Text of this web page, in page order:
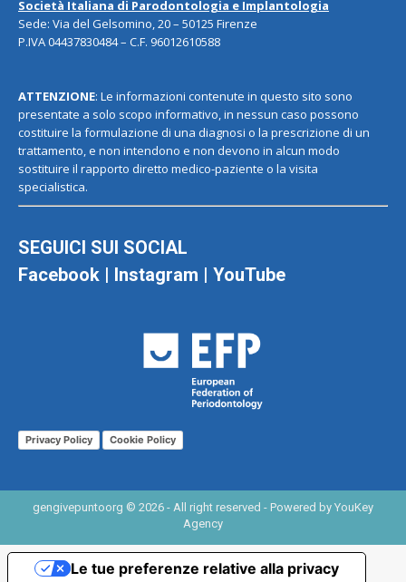
Società Italiana di Parodontologia e Implantologia
Sede: Via del Gelsomino, 20 – 50125 Firenze
P.IVA 04437830484 – C.F. 96012610588
ATTENZIONE: Le informazioni contenute in questo sito sono
presentate a solo scopo informativo, in nessun caso possono
costituire la formulazione di una diagnosi o la prescrizione di un
trattamento, e non intendono e non devono in alcun modo
sostituire il rapporto diretto medico-paziente o la visita
specialistica.
SEGUICI SUI SOCIAL
Facebook | Instagram | YouTube
Privacy Policy Cookie Policy
gengivepuntoorg © 2026 - All right reserved - Powered by YouKey
Agency
Le tue preferenze relative alla privacy